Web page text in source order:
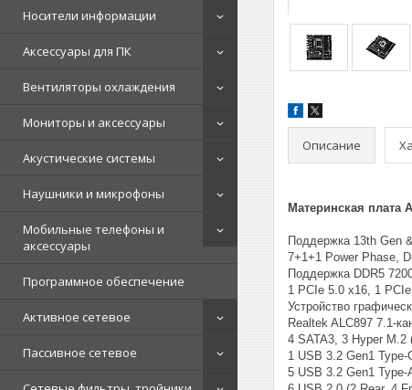
Носители информации
Аксессуары для ПК
Вентиляторы охлаждения
Мониторы и аксессуары
Акустические системы
Наушники и микрофоны
Мобильные телефоны и
аксессуары
Программное обеспечение
Активное сетевое
Пассивное сетевое
Описание
Материнская плата
Поддержка 13th Gen
7+1+1 Power Phase,
Поддержка DDR5
1 PCIe 5.0 x16, 1
Устройство
Realtek ALC897 7.1-
4 SATA3, 3 Hyper M.2
1 USB 3.2 Gen1 Type-
5 USB 3.2 Gen1 Type-